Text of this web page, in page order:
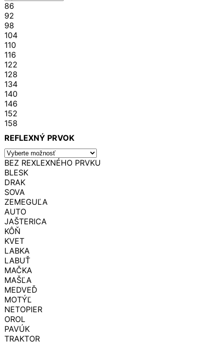
86
92
98
104
110
116
122
128
134
140
146
152
158
REFLEXNÝ PRVOK
BEZ REXLEXNÉHO PRVKU
BLESK
DRAK
SOVA
ZEMEGUĽA
AUTO
JAŠTERICA
KÔŇ
KVET
LABKA
LABUŤ
MAČKA
MAŠĽA
MEDVEĎ
MOTÝĽ
NETOPIER
OROL
PAVÚK
TRAKTOR